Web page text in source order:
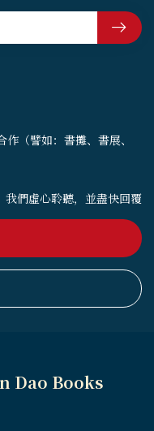
（譬如：書攤、書展、
們虛心聆聽，並盡快回覆
Dao Books